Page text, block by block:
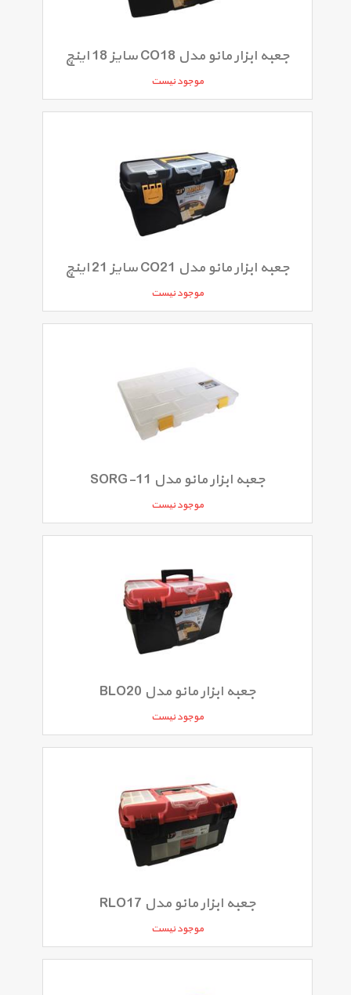
جعبه ابزار مانو مدل CO18 سایز 18 اینچ
موجود نیست
جعبه ابزار مانو مدل CO21 سایز 21 اینچ
موجود نیست
جعبه ابزار مانو مدل SORG-11
موجود نیست
جعبه ابزار مانو مدل BLO20
موجود نیست
جعبه ابزار مانو مدل RLO17
موجود نیست